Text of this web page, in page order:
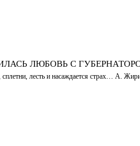
ЛЮБОВЬ С
лесть и насаждается страх… А.